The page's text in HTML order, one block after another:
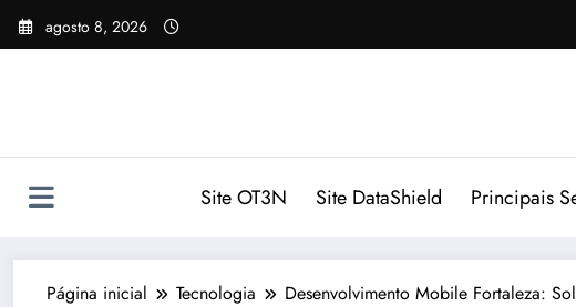
Pular
para
agosto 8, 2026
Site OT3N Site DataShield Principais
Página inicial Tecnologia Desenvolvimento Mobile Fortaleza: